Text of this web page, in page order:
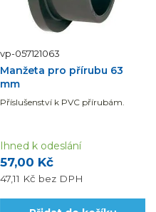
vp-057121063
Manžeta pro přírubu 63
mm
Příslušenství k PVC přírubám.
57,00 Kč
47,11 Kč bez DPH
Ihned k odeslání